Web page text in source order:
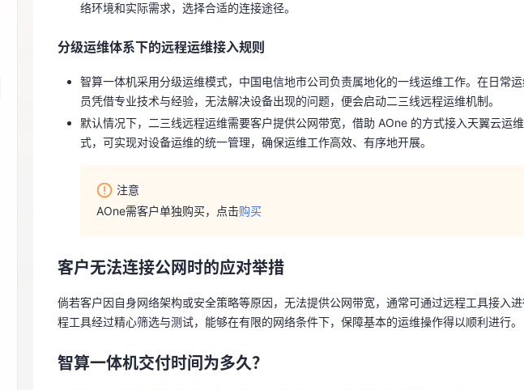
免费活动
免费试用中心
多款云产品免费试用，快来开启云上之旅 您的洞察，重塑科技边界
分级运维体系下的远程运维接入规则
智算一体机采用分级运维模式，中国电信地市公司负责属地化的一线运维工作。在日常运
默认情况下，二三线远程运维需要客户提供公网带宽，借助 AOne 的方式接入天翼云运
式，可实现对设备运维的统一管理，确保运维工作高效、有序地开展。
倘若客户因自身网络架构或安全策略等原因，无法提供公网带宽，通常可通过远程工具接入进
智算一体机交付时间为多久？
一体机从下单到完成交付的时长，主要由硬件备货时间、物流配送至客户现场的时间，以及
络环境和实际需求，选择合适的连接途径。
分级运维体系下的远程运维接入规则
智算一体机采用分级运维模式，中国电信地市公司负责属地化的一线运维工作。在日常
员凭借专业技术与经验，无法解决设备出现的问题，便会启动二三线远程运维机制。
默认情况下，二三线远程运维需要客户提供公网带宽，借助 AOne 的方式接入天翼云运
式，可实现对设备运维的统一管理，确保运维工作高效、有序地开展。
注意
AOne需客户单独购买，点击购买
客户无法连接公网时的应对举措
倘若客户因自身网络架构或安全策略等原因，无法提供公网带宽，通常可通过远程工具接入
程工具经过精心筛选与测试，能够在有限的网络条件下，保障基本的运维操作得以顺利进行。
智算一体机交付时间为多久？